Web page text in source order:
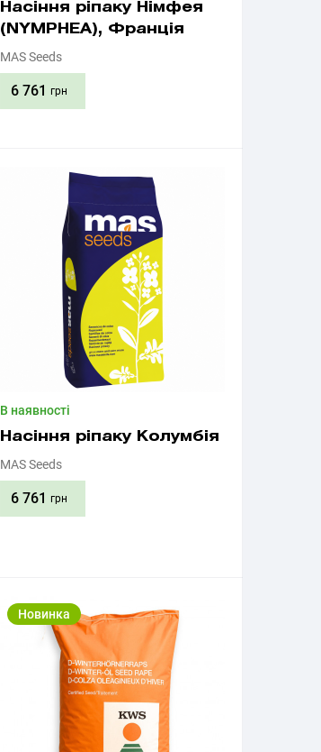
Насіння ріпаку Німфея
(NYMPHEA), Франція
MAS Seeds
6 761 грн
В наявності
Насіння ріпаку Колумбія
MAS Seeds
6 761 грн
Новинка